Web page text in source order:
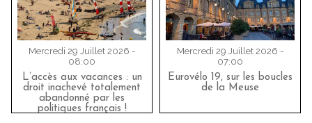
Mercredi 29 Juillet 2026 -
08:00
L’accès aux vacances : un
droit inachevé totalement
abandonné par les
politiques français !
Mercredi 29 Juillet 2026 -
07:00
Eurovélo 19, sur les boucles
de la Meuse